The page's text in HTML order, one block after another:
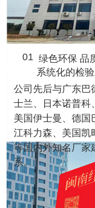
系统化的检
公司先后与广东巴
士兰、日本诺普科
美国伊士曼、德国
江科力森、美国凯
等国内外知名厂家
系。
绿色环保 品
01